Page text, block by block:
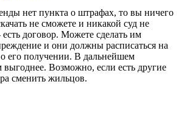
нет пункта о штрафах, то вы ничего
не сможете и никакой суд не
договор. Можете сделать им
и они должны расписаться на
его получении. В дальнейшем
выгоднее. Возможно, если есть другие
сменить жильцов.